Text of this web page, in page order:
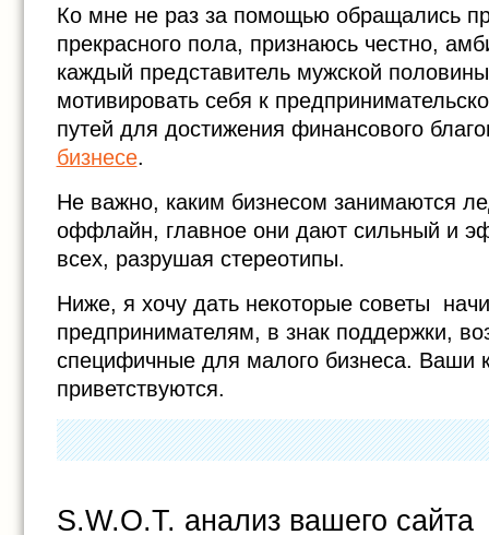
Ко мне не раз за помощью обращались
прекрасного пола, признаюсь честно,
каждый представитель мужской
мотивировать себя к
путей для достижения финансового
бизнесе.
Не важно, каким бизнесом занимаются
оффлайн, главное они дают сильный и
всех, разрушая стереотипы.
Ниже, я хочу дать некоторые советы
предпринимателям, в знак поддержки,
специфичные для малого бизнеса. Ваши
приветствуются.
S.W.O.T. анализ вашего сайта